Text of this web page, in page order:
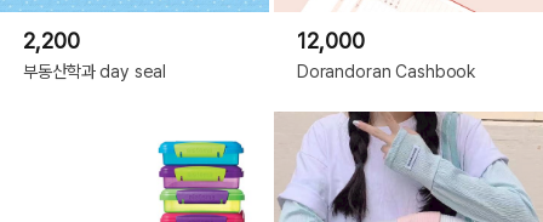
2,200
부동산학과 day seal
12,000
Dorandoran Cashbook